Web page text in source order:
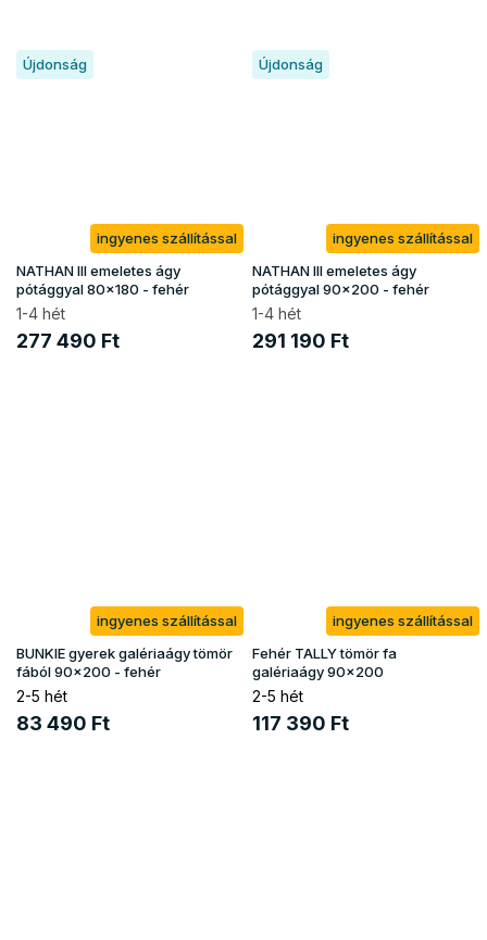
Újdonság
ingyenes szállítással
NATHAN III emeletes ágy
pótággyal 80x180 - fehér
1-4 hét
277 490 Ft
Újdonság
ingyenes szállítással
NATHAN III emeletes ágy
pótággyal 90x200 - fehér
1-4 hét
291 190 Ft
ingyenes szállítással
BUNKIE gyerek galériaágy tömör
fából 90x200 - fehér
2-5 hét
83 490 Ft
ingyenes szállítással
Fehér TALLY tömör fa
galériaágy 90x200
2-5 hét
117 390 Ft